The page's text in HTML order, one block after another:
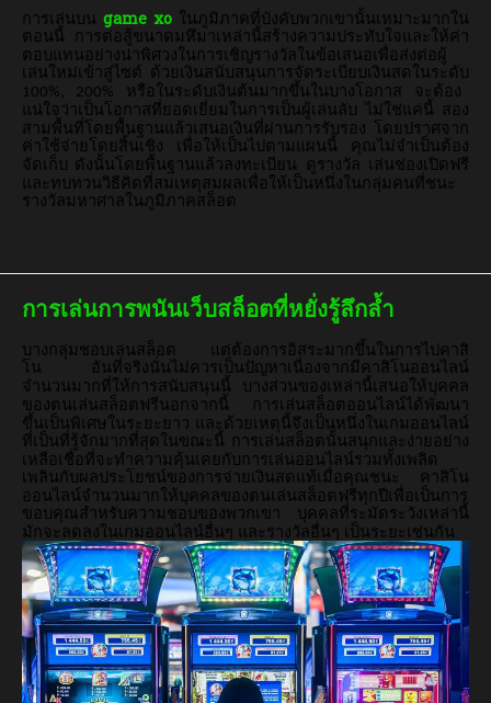
การเล่นบน game xo ในภูมิภาคที่บังคับพวกเขานั้นเหมาะมากใน
ตอนนี้
การต่อสู้ขนาดมหึมาเหล่านี้สร้างความประทับใจและให้ค่า
ตอบแทนอย่างน่าพิศวงในการเชิญรางวัลในข้อเสนอเพื่อส่งต่อผู้
เล่นใหม่เข้าสู่ไซต์
ด้วยเงินสนับสนุนการจัดระเบียบเงินสดในระดับ
100%, 200% หรือในระดับเงินต้นมากขึ้นในบางโอกาส
จะต้อง
แน่ใจว่าเป็นโอกาสที่ยอดเยี่ยมในการเป็นผู้เล่นลับ
ไม่ใช่แค่นี้ สอง
สามพื้นที่โดยพื้นฐานแล้วเสนอเงินที่ผ่านการรับรอง โดยปราศจาก
ค่าใช้จ่ายโดยสิ้นเชิง
เพื่อให้เป็นไปตามแผนนี้
คุณไม่จำเป็นต้อง
จัดเก็บ ดังนั้นโดยพื้นฐานแล้วลงทะเบียน ดูรางวัล
เล่นช่องเปิดฟรี
และทบทวนวิธีคิดที่สมเหตุสมผลเพื่อให้เป็นหนึ่งในกลุ่มคนที่ชนะ
รางวัลมหาศาลในภูมิภาคสล็อต
การเล่นการพนันเว็บสล็อตที่หยั่งรู้ลึกล้ำ
บางกลุ่มชอบเล่นสล็อต
แต่ต้องการอิสระมากขึ้นในการไปคาสิ
โน
อันที่จริงนั่นไม่ควรเป็นปัญหาเนื่องจากมีคาสิโนออนไลน์
จำนวนมากที่ให้การสนับสนุนนี้
บางส่วนของเหล่านี้เสนอให้บุคคล
ของตนเล่นสล็อตฟรีนอกจากนี้
การเล่นสล็อตออนไลน์ได้พัฒนา
ขึ้นเป็นพิเศษในระยะยาว และด้วยเหตุนี้จึงเป็นหนึ่งในเกมออนไลน์
ที่เป็นที่รู้จักมากที่สุดในขณะนี้ การเล่นสล็อตนั้นสนุกและง่ายอย่าง
เหลือเชื่อที่จะทำความคุ้นเคยกับการเล่นออนไลน์รวมทั้งเพลิด
เพลินกับผลประโยชน์ของการจ่ายเงินสดแท้เมื่อคุณชนะ
คาสิโน
ออนไลน์จำนวนมากให้บุคคลของตนเล่นสล็อตฟรีทุกปีเพื่อเป็นการ
ขอบคุณสำหรับความชอบของพวกเขา
บุคคลที่ระมัดระวังเหล่านี้
มักจะลดลงในเกมออนไลน์อื่นๆ และรางวัลอื่นๆ เป็นระยะเช่นกัน